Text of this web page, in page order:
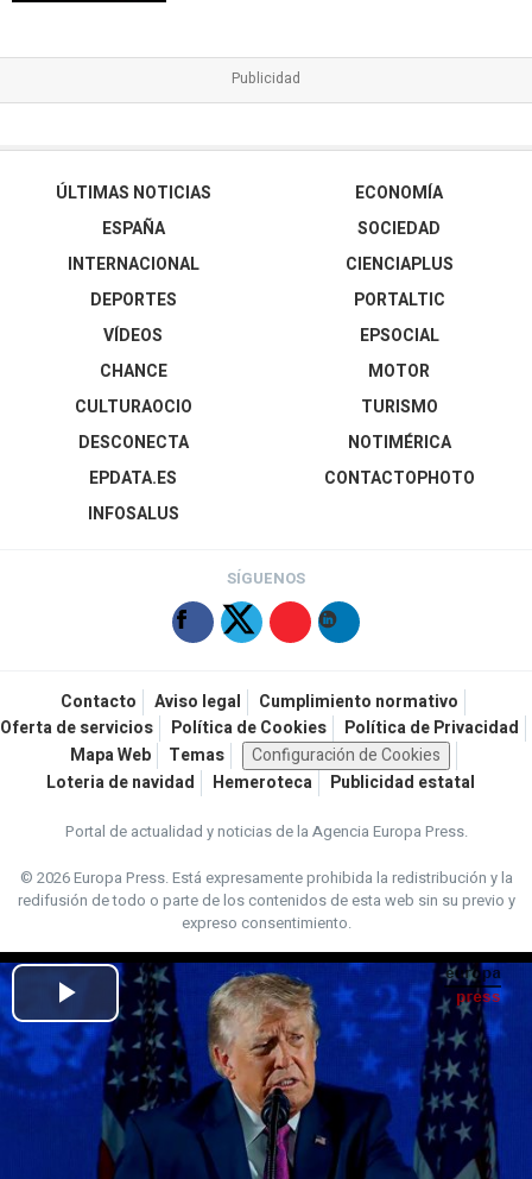
ÚLTIMAS NOTICIAS
ESPAÑA
INTERNACIONAL
DEPORTES
VÍDEOS
ECONOMÍA
SOCIEDAD
CIENCIAPLUS
PORTALTIC
EPSOCIAL
CHANCE
CULTURAOCIO
DESCONECTA
EPDATA.ES
INFOSALUS
MOTOR
TURISMO
NOTIMÉRICA
CONTACTOPHOTO
SÍGUENOS
Contacto Aviso legal
Cumplimiento normativo
Oferta de servicios
Política de Cookies
Política de Privacidad
Mapa Web
Temas
Configuración de Cookies
Loteria de navidad
Hemeroteca Publicidad estatal
Portal de actualidad y noticias de la Agencia Europa Press.
© 2026 Europa Press.Está expresamente prohibida la redistribución y la
redifusión de todo o parte de los contenidos de esta web sin su previo y
expreso consentimiento.